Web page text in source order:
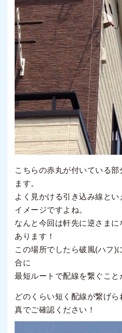
こちらの赤丸が付いている部
ます。
よく見かける引き込み線と
イメージですよね。
なんと今回は軒先に逆さま
あります！
この場所でしたら破風(ハフ)
合に
最短ルートで配線を繋ぐこと
どのくらい短く配線が繋げ
真でご確認ください！